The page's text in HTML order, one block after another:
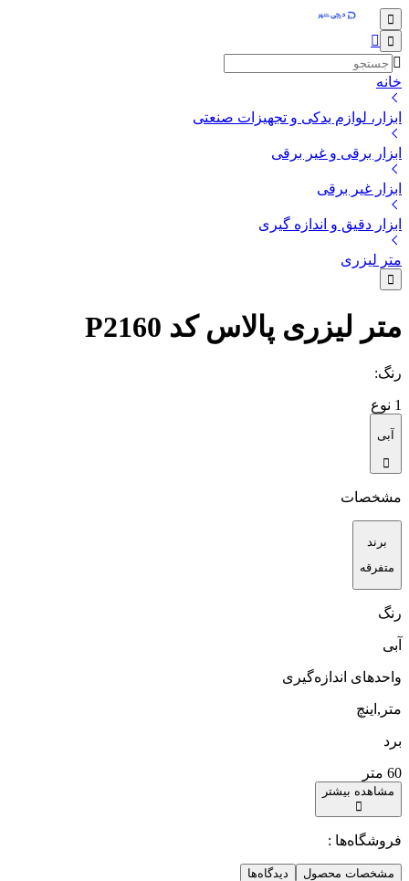
خانه
ابزار، لوازم یدکی و تجهیزات صنعتی
ابزار برقی و غیر برقی
ابزار غیر برقی
ابزار دقیق و اندازه گیری
متر لیزری
متر لیزری پالاس کد P2160
رنگ:
1 نوع
آبی
مشخصات
برند
متفرقه
رنگ
آبی
واحدهای اندازه‌گیری
متر,اینچ
برد
60 متر
مشاهده بیشتر
فروشگاه‌ها :
مشخصات محصول دیدگاه‌ها